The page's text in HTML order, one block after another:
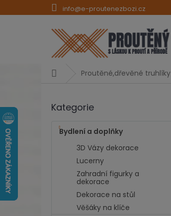
na
info@e-proutenezbozi.cz
DomůProutěné,dřevěné truhlíky
Přeskočit
kategorie
Kategorie
Bydlení a doplňky
3D Vázy dekorace
Lucerny
Zahradní figurky a
dekorace
Dekorace na stůl
Věšáky na klíče